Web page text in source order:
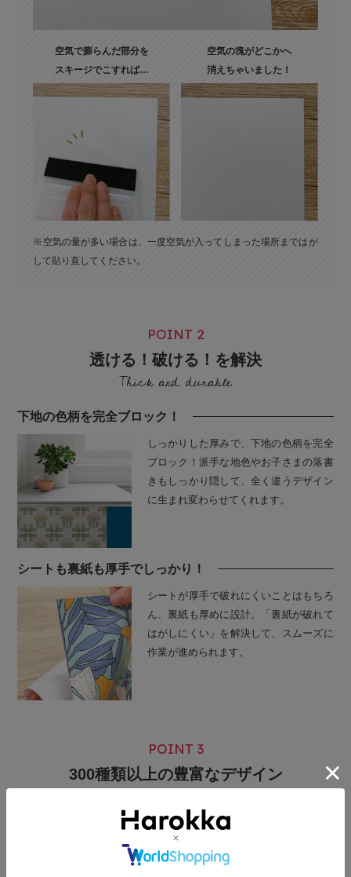
空気で膨らんだ部分を
スキージでこすれば…
空気の塊がどこかへ
消えちゃいました！
※空気の量が多い場合は、一度空気が入ってしまった場所まではが
して貼り直してください。
POINT 2
透ける！破ける！を解決
Thick and durable
下地の色柄を完全ブロック！
しっかりした厚みで、下地の色柄を完全
ブロック！派手な地色やお子さまの落書
きもしっかり隠して、全く違うデザイン
に生まれ変わらせてくれます。
シートも裏紙も厚手でしっかり！
シートが厚手で破れにくいことはもちろ
ん、裏紙も厚めに設計。「裏紙が破れて
はがしにくい」を解決して、スムーズに
作業が進められます。
POINT 3
300種類以上の豊富なデザイン
Wide variety of designs